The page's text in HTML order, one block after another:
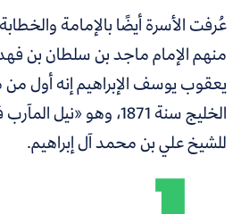
عُرفت الأسرة أيضًا بالإمامة
منهم الإمام ماجد بن سلطان بن
يعقوب يوسف الإبراهيم إنه أول من
الخليج سنة 1871، وهو
للشيخ علي بن محمد آل إبراهيم.